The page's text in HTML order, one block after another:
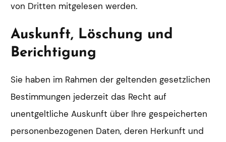
von Dritten mitgelesen werden.
Auskunft, Löschung und
Berichtigung
Sie haben im Rahmen der geltenden gesetzlichen
Bestimmungen jederzeit das Recht auf
unentgeltliche Auskunft über Ihre gespeicherten
personenbezogenen Daten, deren Herkunft und